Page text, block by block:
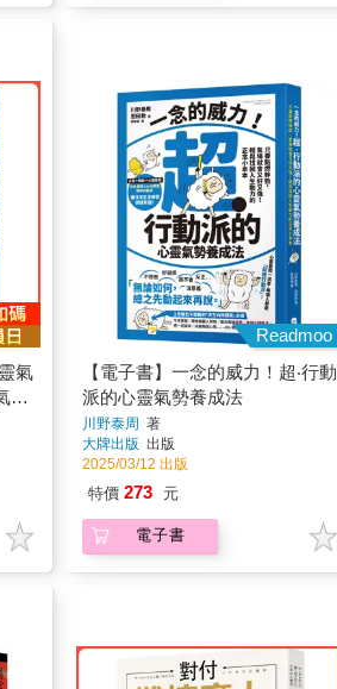
氣
場
Readmoo
【電子書】一念的威力！超‧行動
派的心靈氣勢養成法
川野泰周 著
大牌出版 出版
2025/03/12 出版
特價 273 元
電子書